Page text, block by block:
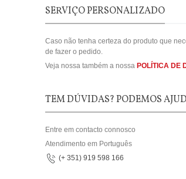
SERVIÇO PERSONALIZADO
Caso não tenha certeza do produto que
de fazer o pedido.
Veja nossa também a nossa POLÍTICA DE
TEM DÚVIDAS? PODEMOS
Entre em contacto connosco
Atendimento em Português
(+ 351) 919 598 166